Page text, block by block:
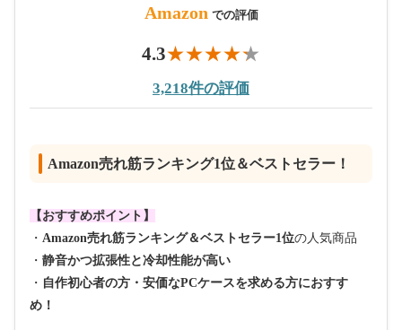
Amazon での評価
4.3
3,218件の評価
Amazon売れ筋ランキング1位＆ベストセラー！
【おすすめポイント】
・ Amazon売れ筋ランキング＆ベストセラー1位の人気商品
・ 静音かつ拡張性と冷却性能が高い
・ 自作初心者の方・安価なPCケースを求める方におすす
め！